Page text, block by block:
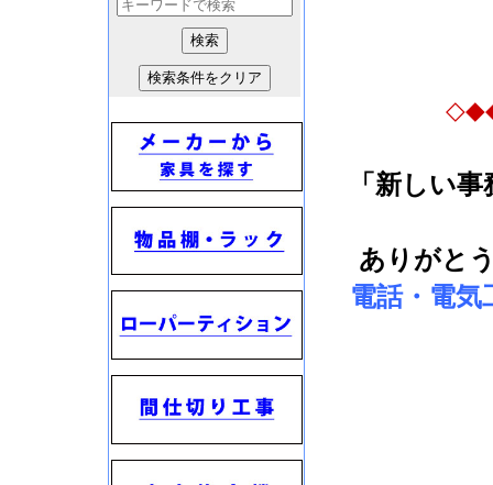
「新しい
ありがと
電話・電気